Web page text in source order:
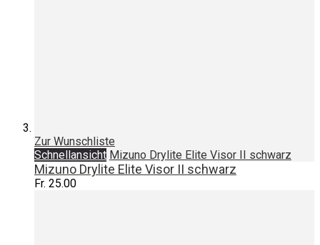
Zur Wunschliste
Schnellansicht Mizuno Drylite Elite Visor II schwarz
Mizuno Drylite Elite Visor II schwarz
Fr. 25.00